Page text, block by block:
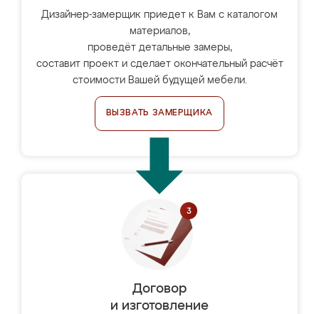
Дизайнер-замерщик приедет к Вам с каталогом
материалов,
проведёт детальные замеры,
составит проект и сделает окончательный расчёт
стоимости Вашей будущей мебели.
ВЫЗВАТЬ ЗАМЕРЩИКА
Договор
и изготовление